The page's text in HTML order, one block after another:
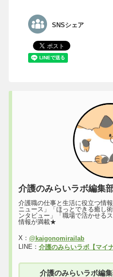
SNSシェア
介護のみらいラボ編集
介護職の仕事と生活に役立つ情
ニュース」「ほっとできる癒し
ンタビュー」「職場で活かせる
情報が満載★
X： @kaigonomirailab
LINE： 介護のみらいラボ【マイ
介護のみらいラボ編